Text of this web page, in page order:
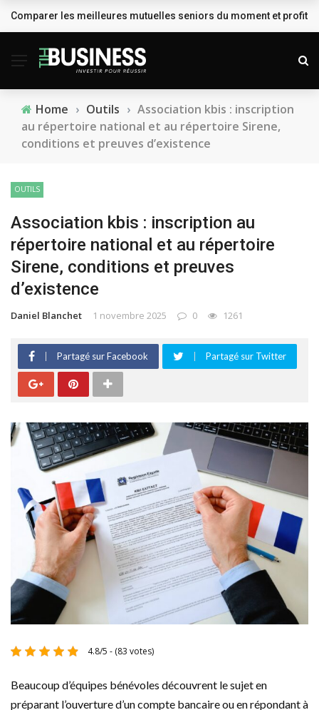
BREAKING NEWS
Comparer les meilleures mutuelles seniors du moment et
Home › Outils › Association kbis : inscription
au répertoire national et au répertoire Sirene,
conditions et preuves d’existence
OUTILS
Association kbis : inscription au
répertoire national et au répertoire
Sirene, conditions et preuves
d’existence
Daniel Blanchet 1 novembre 2025 0 1261
Partagé sur Facebook Partagé sur Twitter
4.8/5 - (83 votes)
Beaucoup d’équipes bénévoles découvrent le sujet en
préparant l’ouverture d’un compte bancaire ou en répondant à